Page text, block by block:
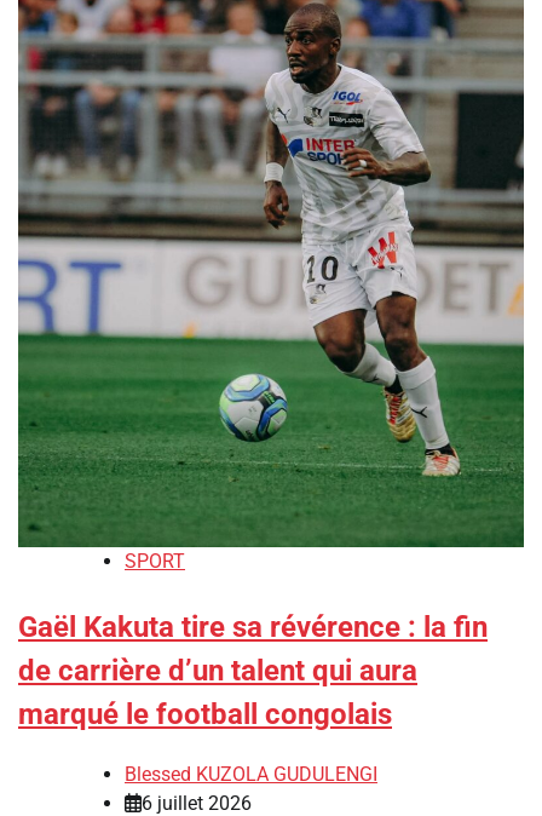
SPORT
Gaël Kakuta tire sa révérence : la fin
de carrière d’un talent qui aura
marqué le football congolais
Blessed KUZOLA GUDULENGI
6 juillet 2026